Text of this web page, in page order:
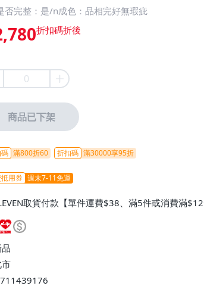
否完整：是/n成色：品相完好無瑕疵
商品已下架
滿800折60 折扣碼 滿30000享95折
用券 週末7-11免運
取貨付款【單件運費$38、滿5件或消費滿
取貨不付款【免運費】、萊爾富取貨付款【單件
費滿$1298免運費】、宅配/貨運【單件運費$120、
免運費】